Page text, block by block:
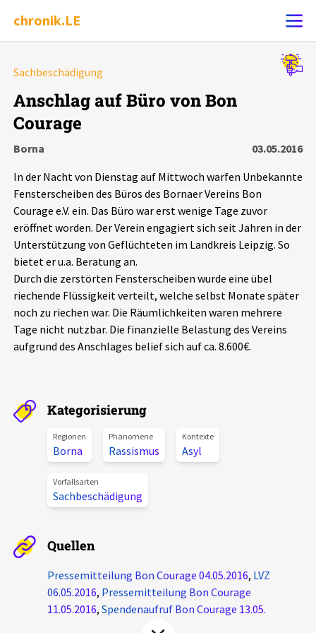
chronik.LE
Chronik
Leipziger Zustände
Schlaglichter
Phänomene
Aktuelles
Veranstaltungen
Podcasts
Projektbeschreibung
Kontakt
Spenden
Sachbeschädigung
Anschlag auf Büro von Bon
Courage
Borna
03.05.2016
In der Nacht von Dienstag auf Mittwoch warfen Unbekannte
Fensterscheiben des Büros des Bornaer Vereins Bon
Courage e.V. ein. Das Büro war erst wenige Tage zuvor
eröffnet worden. Der Verein engagiert sich seit Jahren in der
Unterstützung von Geflüchteten im Landkreis Leipzig. So
bietet er u.a. Beratung an.
Durch die zerstörten Fensterscheiben wurde eine übel
riechende Flüssigkeit verteilt, welche selbst Monate später
noch zu riechen war. Die Räumlichkeiten waren mehrere
Tage nicht nutzbar. Die finanzielle Belastung des Vereins
aufgrund des Anschlages belief sich auf ca. 8.600€.
Kategorisierung
Regionen
Borna
Phänomene
Rassismus
Kontexte
Asyl
Vorfallsarten
Sachbeschädigung
Quellen
Pressemitteilung Bon Courage 04.05.2016, LVZ
06.05.2016, Pressemitteilung Bon Courage
11.05.2016, Spendenaufruf Bon Courage 13.05.
Alle Ereignisse
Ereignisse
Ereignisse